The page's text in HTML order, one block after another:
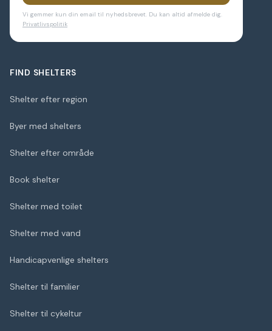
Vi gemmer kun din email til nyhedsbrevet. Du kan altid afmelde dig.
Privatlivspolitik
FIND SHELTERS
Shelter efter region
Byer med shelters
Shelter efter område
Book shelter
Shelter med toilet
Shelter med vand
Handicapvenlige shelters
Shelter til familier
Shelter til cykeltur